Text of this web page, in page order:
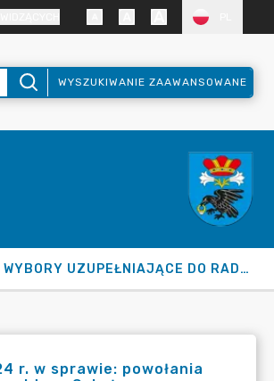
WYSZUKIWANIE ZAAWANSOWANE
WYBORY UZUPEŁNIAJĄCE DO RADY GMINY 2026
r. w sprawie: powołania